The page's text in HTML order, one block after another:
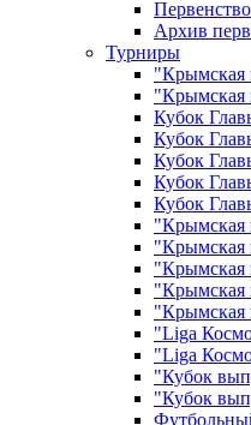
Архив
Турниры
"Крымская
"Крымская
Кубок
Кубок
Кубок
Кубок
Кубок
"Крымская
"Крымская
"Крымская
"Крымская
"Крымская
"Liga
"Liga
"Кубок
"Кубок